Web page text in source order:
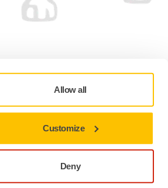
Allow all
Customize
Deny
Sulje pysyäksesi nykyisellä sivustolla